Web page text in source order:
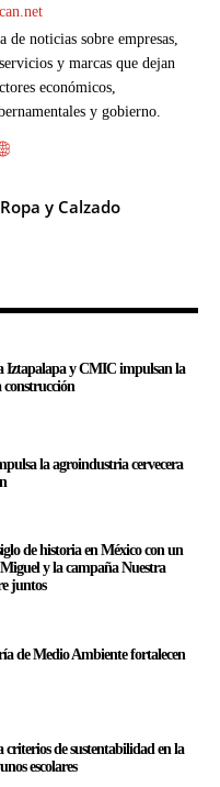
de noticias sobre empresas,
y marcas que dejan
económicos,
y gobierno.
Ropa y Calzado
Iztapalapa y CMIC impulsan la
construcción
la agroindustria cervecera
de historia en México con un
y la campaña Nuestra
juntos
de Medio Ambiente fortalecen
de sustentabilidad en la
escolares